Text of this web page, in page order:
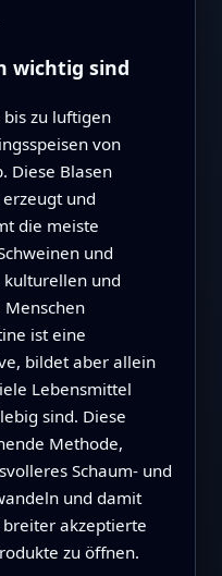
wichtig sind
zu luftigen
von
Diese Blasen
und
die meiste
und
kulturellen und
ist eine
bildet aber allein
Lebensmittel
sind. Diese
Methode,
Schaum- und
und damit
akzeptierte
zu öffnen.